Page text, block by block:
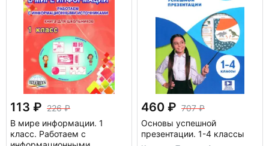
113
226
В мире информации. 1
класс. Работаем с
460
707
Основы успешной
презентации. 1-4 классы